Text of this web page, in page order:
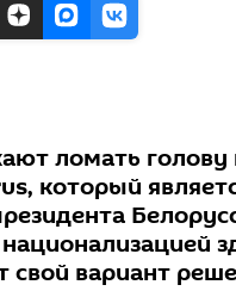
ломать
который
свой вариант